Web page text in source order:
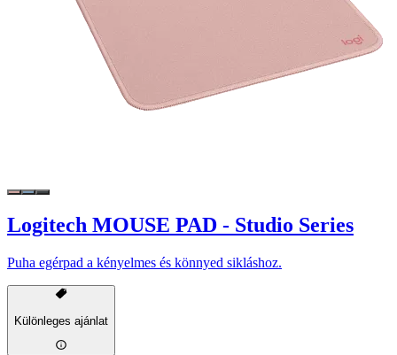
Logitech MOUSE PAD - Studio Series
Puha egérpad a kényelmes és könnyed sikláshoz.
Különleges ajánlat